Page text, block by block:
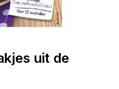
uit de